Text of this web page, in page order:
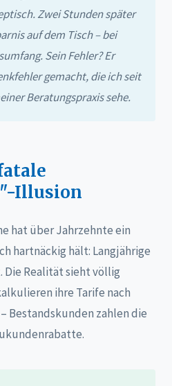
Zwei Stunden später
auf dem Tisch – bei
Sein Fehler? Er
gemacht, die ich seit
Beratungspraxis sehe.
Illusion
hat über Jahrzehnte ein
hartnäckig hält: Langjährige
Die Realität sieht völlig
ihre Tarife nach
Bestandskunden zahlen die